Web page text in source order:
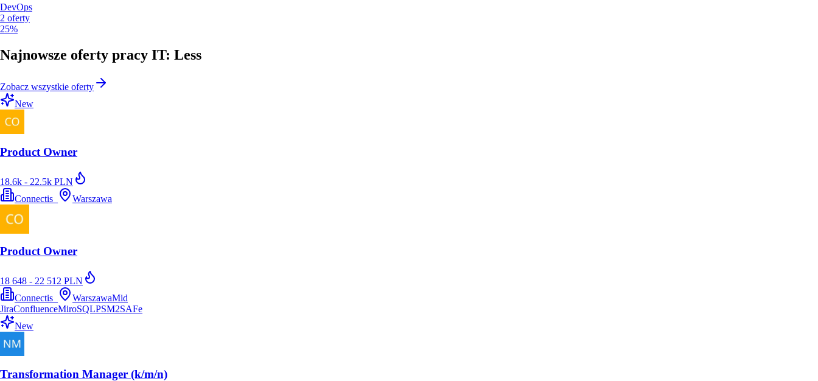
DevOps
2 oferty
25%
Najnowsze oferty pracy IT: Less
Zobacz wszystkie oferty
New
Product Owner
18.6k - 22.5k PLN
Connectis_
Warszawa
Product Owner
18 648 - 22 512 PLN
Connectis_
WarszawaMid
JiraConfluenceMiroSQLPSM2SAFe
New
Transformation Manager (k/m/n)